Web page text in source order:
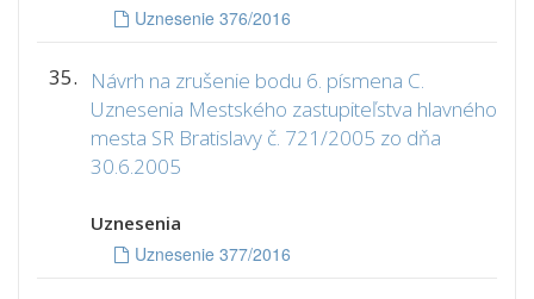
Uznesenie 376/2016
35.
Návrh na zrušenie bodu 6. písmena C.
Uznesenia Mestského zastupiteľstva hlavného
mesta SR Bratislavy č. 721/2005 zo dňa
30.6.2005
Uznesenia
Uznesenie 377/2016